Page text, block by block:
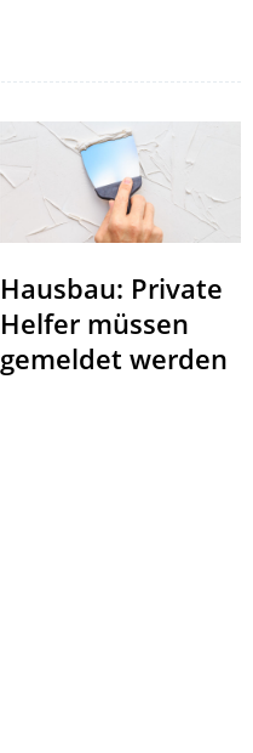
Hausbau: Private
Helfer müssen
gemeldet werden